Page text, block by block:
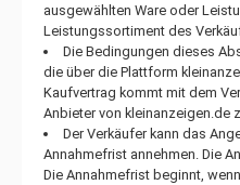
ausgewählten Ware oder
Leistungssortiment des
Die Bedingungen dieses
die über die Plattform
Kaufvertrag kommt mit dem
Anbieter von kleinanzeigen.de
Der Verkäufer kann das
Annahmefrist annehmen. Die
Die Annahmefrist beginnt,